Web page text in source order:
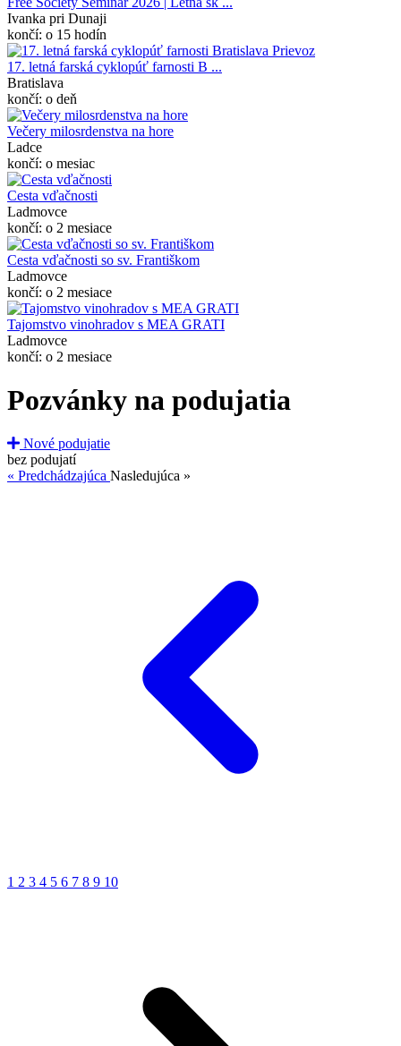
Ivanka pri Dunaji
končí: o 15 hodín
17. letná farská cyklopúť farnosti B ...
Bratislava
končí: o deň
Večery milosrdenstva na hore
Ladce
končí: o mesiac
Cesta vďačnosti
Ladmovce
končí: o 2 mesiace
Cesta vďačnosti so sv. Františkom
Ladmovce
končí: o 2 mesiace
Tajomstvo vinohradov s MEA GRATI
Ladmovce
končí: o 2 mesiace
Pozvánky na podujatia
Nové podujatie
bez podujatí
« Predchádzajúca Nasledujúca »
1 2 3 4 5 6 7 8 9 10